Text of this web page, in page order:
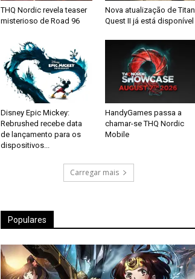
THQ Nordic revela teaser
misterioso de Road 96
Nova atualização de Titan
Quest II já está disponível
Disney Epic Mickey:
Rebrushed recebe data
de lançamento para os
dispositivos...
HandyGames passa a
chamar-se THQ Nordic
Mobile
Carregar mais
Populares